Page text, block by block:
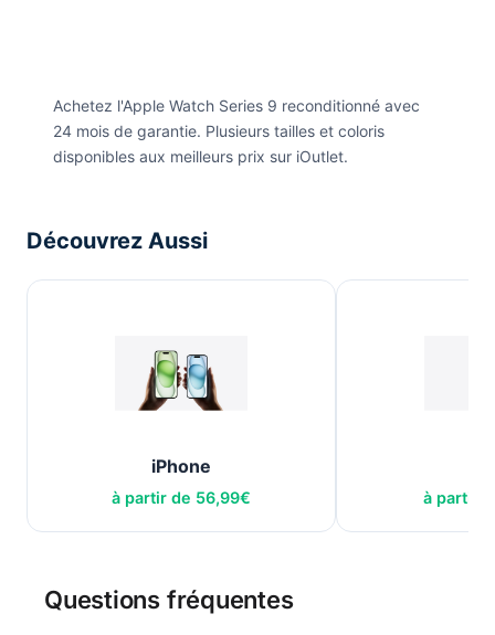
Achetez l'Apple Watch Series 9 reconditionné avec
24 mois de garantie. Plusieurs tailles et coloris
disponibles aux meilleurs prix sur iOutlet.
Découvrez Aussi
iPhone
à partir de 56,99€ à partir
Questions fréquentes